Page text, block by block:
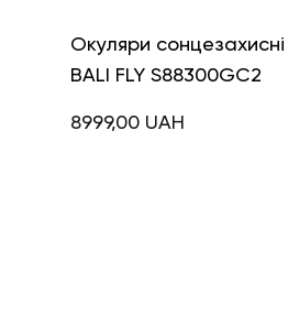
Окуляри сонцезахисні
BALI FLY S88300GC2
8999,00 UAH